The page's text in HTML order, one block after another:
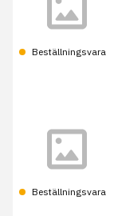
Beställningsvara
Beställningsvara